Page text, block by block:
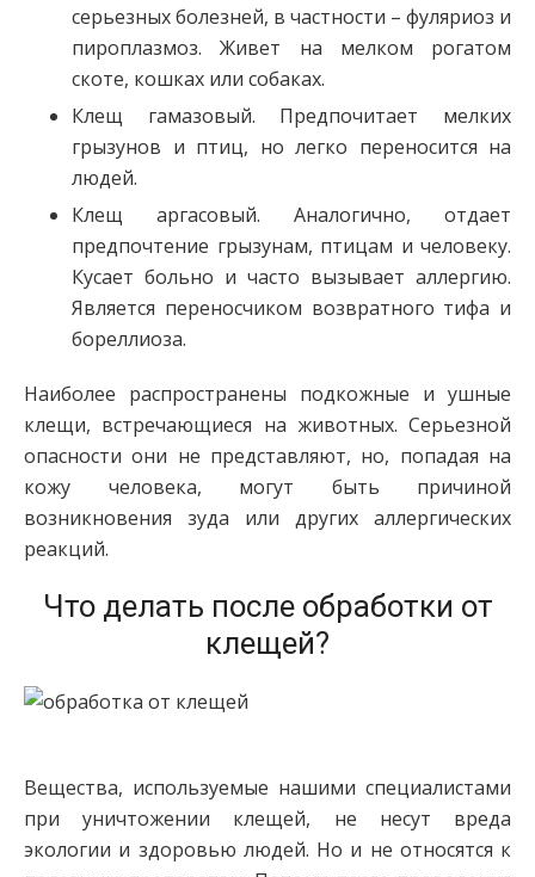
серьезных болезней, в частности – фуляриоз и
пироплазмоз. Живет на мелком рогатом
скоте, кошках или собаках.
Клещ гамазовый. Предпочитает мелких
грызунов и птиц, но легко переносится на
людей.
Клещ аргасовый. Аналогично, отдает
предпочтение грызунам, птицам и человеку.
Кусает больно и часто вызывает аллергию.
Является переносчиком возвратного тифа и
бореллиоза.
Наиболее распространены подкожные и ушные
клещи, встречающиеся на животных. Серьезной
опасности они не представляют, но, попадая на
кожу человека, могут быть причиной
возникновения зуда или других аллергических
реакций.
Что делать после обработки от
клещей?
Вещества, используемые нашими специалистами
при уничтожении клещей, не несут вреда
экологии и здоровью людей. Но и не относятся к